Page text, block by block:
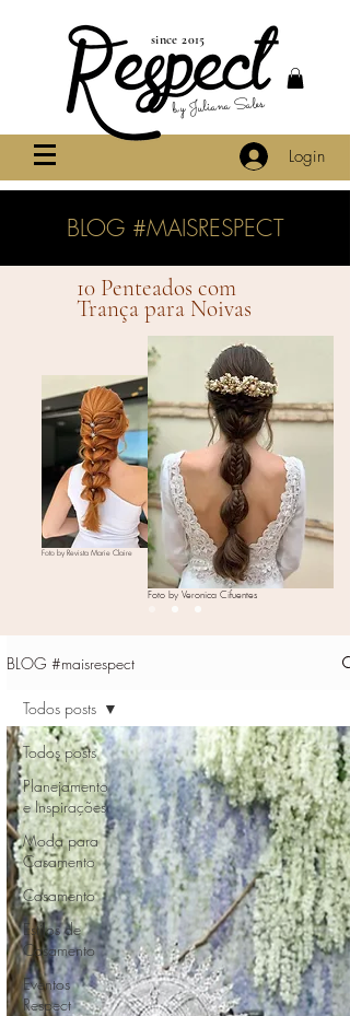
Login
since 2015
by Juliana Sales
BLOG #MAISRESPECT
10 Penteados com
Trança para Noivas
Foto by Revista Marie Claire
Foto by Veronica Cifuentes
BLOG #maisrespect
Todos posts
Planejamento
e Inspirações
Moda para
Casamento
Casamento
Estilos de
Casamento
Eventos
Respect
Todos posts